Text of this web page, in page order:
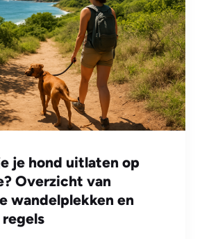
je hond uitlaten op
Overzicht van
wandelplekken en